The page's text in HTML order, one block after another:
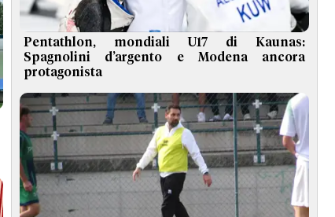
Pentathlon, mondiali U17 di Kaunas:
Spagnolini d’argento e Modena ancora
protagonista